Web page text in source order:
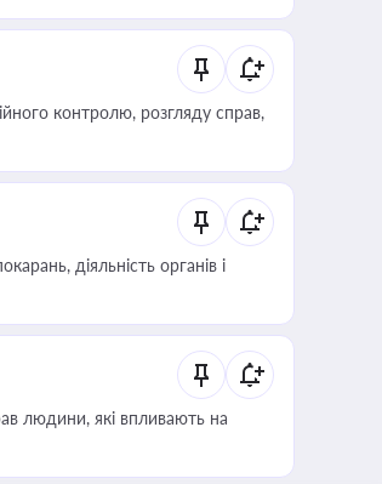
контролю, розгляду справ,
діяльність органів і
людини, які впливають на